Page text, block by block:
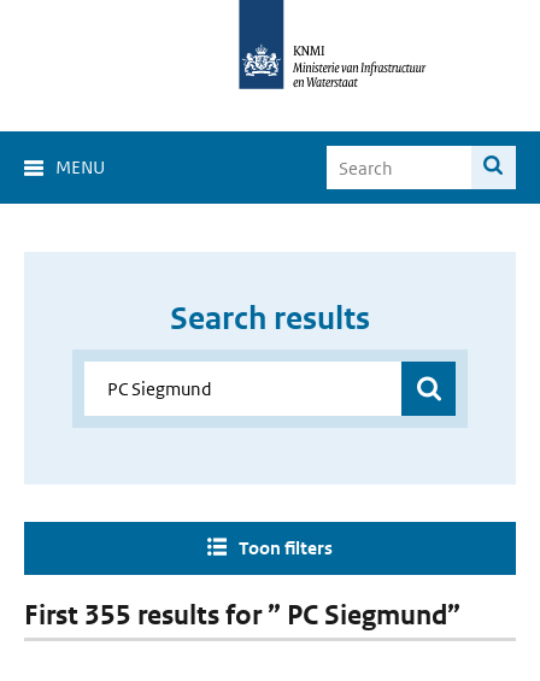
MENU
Search results
Toon filters
First 355 results for ” PC Siegmund”